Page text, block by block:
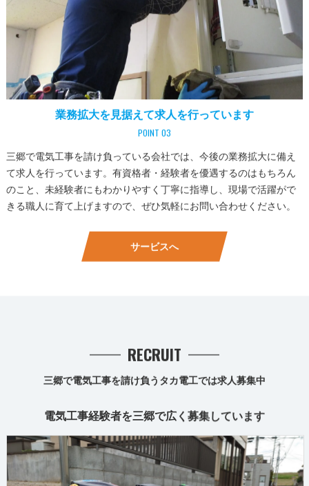
業務拡大を見据えて求人を行っています
POINT 03
三郷で電気工事を請け負っている会社では、今後の業務拡大に備え
て求人を行っています。有資格者・経験者を優遇するのはもちろん
のこと、未経験者にもわかりやすく丁寧に指導し、現場で活躍がで
きる職人に育て上げますので、ぜひ気軽にお問い合わせください。
サービスへ
三郷で電気工事を請け負うタカ電工では求人募集中
RECRUIT
電気工事経験者を三郷で広く募集しています